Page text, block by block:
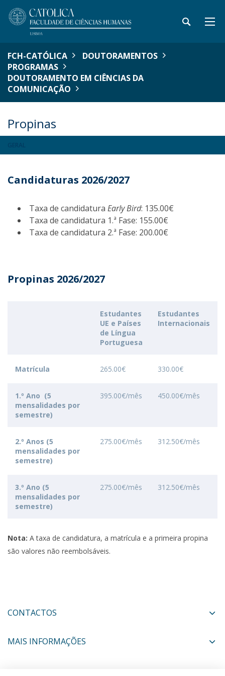
FCH-CATÓLICA
DOUTORAMENTOS
PROGRAMAS
DOUTORAMENTO EM CIÊNCIAS DA
COMUNICAÇÃO
Propinas
Candidaturas 2026/2027
Taxa de candidatura Early Bird: 135.00€
Taxa de candidatura 1.ª Fase: 155.00€
Taxa de candidatura 2.ª Fase: 200.00€
Propinas 2026/2027
Estudantes
UE e Países
de Língua
Portuguesa
Estudantes
Internacionais
Matrícula 265.00€ 330.00€
1.º Ano (5
mensalidades por
semestre)
395.00€/mês 450.00€/mês
2.º Anos (5
mensalidades por
semestre)
275.00€/mês 312.50€/mês
3.º Ano (5
mensalidades por
semestre)
275.00€/mês 312.50€/mês
Nota: A taxa de candidatura, a matrícula e a primeira propina
são valores não reembolsáveis.
CONTACTOS
MAIS INFORMAÇÕES